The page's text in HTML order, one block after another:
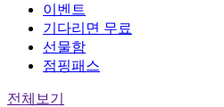
이벤트
기다리면 무료
선물함
점핑패스
전체보기